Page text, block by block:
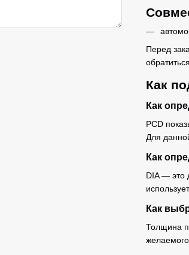
Перед
Как
Как
PCD
Для
Как
DIA — это
Как
Толщина